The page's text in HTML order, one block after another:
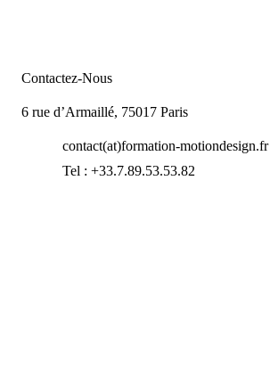
Contactez-Nous
6 rue d’Armaillé, 75017 Paris
contact(at)formation-motiondesign.fr
Tel : +33.7.89.53.53.82